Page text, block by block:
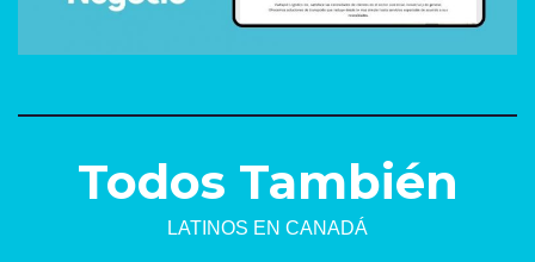
Todos También
LATINOS EN CANADÁ